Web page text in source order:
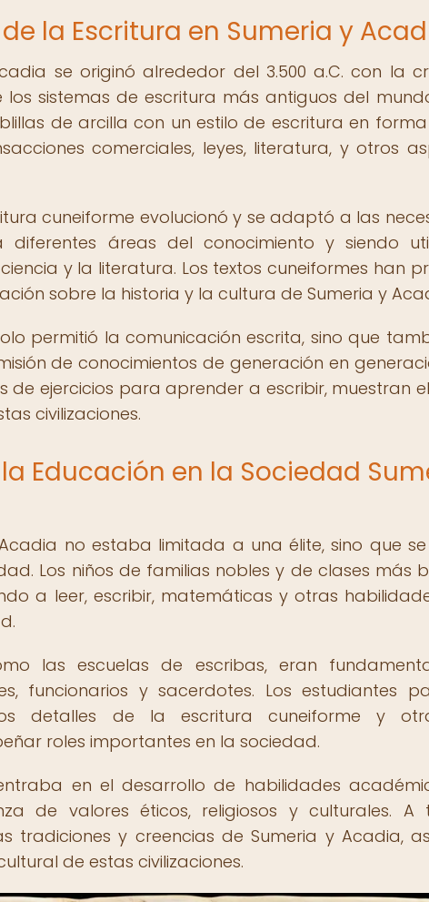
la Escritura en Sumeria y
se originó alrededor del 3.500 a.C. con la
los sistemas de escritura más antiguos del
de arcilla con un estilo de escritura en
comerciales, leyes, literatura, y otros
cuneiforme evolucionó y se adaptó a las
diferentes áreas del conocimiento y siendo
y la literatura. Los textos cuneiformes han
sobre la historia y la cultura de Sumeria y
permitió la comunicación escrita, sino que
de conocimientos de generación en
de ejercicios para aprender a escribir, muestran
civilizaciones.
Educación en la Sociedad
no estaba limitada a una élite, sino que
Los niños de familias nobles y de clases más
a leer, escribir, matemáticas y otras
las escuelas de escribas, eran
funcionarios y sacerdotes. Los estudiantes
detalles de la escritura cuneiforme y
roles importantes en la sociedad.
en el desarrollo de habilidades
de valores éticos, religiosos y culturales.
tradiciones y creencias de Sumeria y Acadia,
de estas civilizaciones.